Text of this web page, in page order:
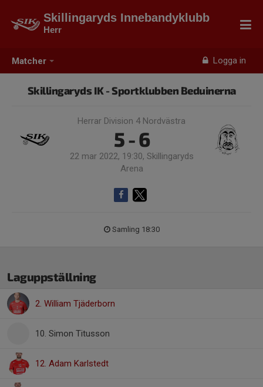
Matcher Logga in
Skillingaryds Innebandyklubb
Herr
Skillingaryds IK - Sportklubben Beduinerna
Herrar Division 4 Nordvästra
5 - 6
22 mar 2022, 19:30, Skillingaryds
Arena
Samling 18:30
Laguppställning
2. William Tjäderborn
10. Simon Titusson
12. Adam Karlstedt